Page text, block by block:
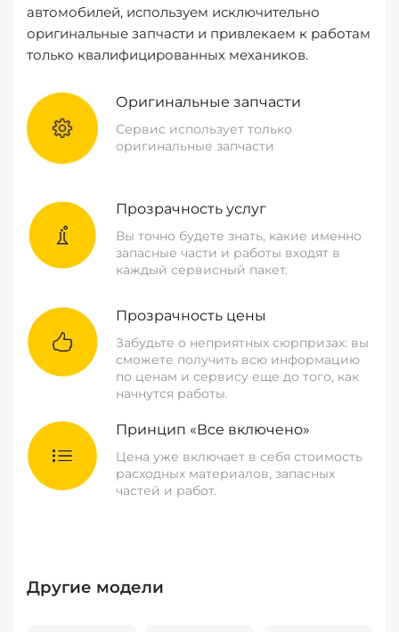
автомобилей, используем исключительно
оригинальные запчасти и привлекаем к работам
только квалифицированных механиков.
Оригинальные запчасти
Сервис использует только
оригинальные запчасти
Прозрачность услуг
Вы точно будете знать, какие именно
запасные части и работы входят в
каждый сервисный пакет.
Прозрачность цены
Забудьте о неприятных сюрпризах: вы
сможете получить всю информацию
по ценам и сервису еще до того, как
начнутся работы.
Принцип «Все включено»
Цена уже включает в себя стоимость
расходных материалов, запасных
частей и работ.
Другие модели